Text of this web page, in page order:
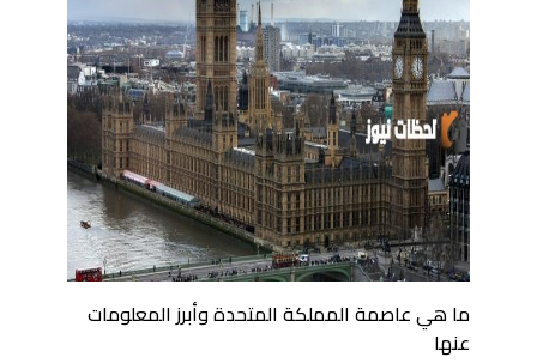
ما هي عاصمة المملكة المتحدة وأبرز المعلومات
عنها